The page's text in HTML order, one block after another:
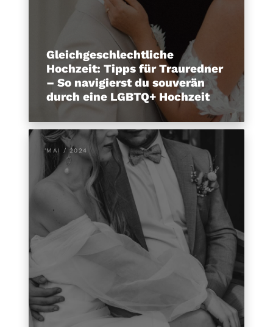
Gleichgeschlechtliche
Hochzeit: Tipps für Trauredner
– So navigierst du souverän
durch eine LGBTQ+ Hochzeit
MAI / 2024